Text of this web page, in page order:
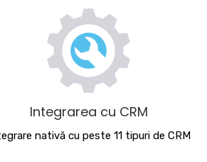
Integrarea cu CRM
nativă cu peste 11 tipuri de CRM